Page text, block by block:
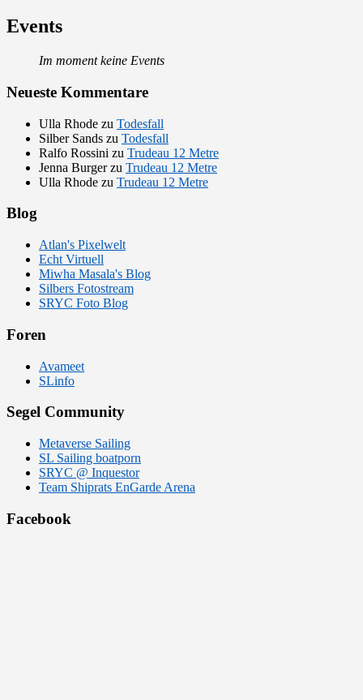
Events
Im moment keine Events
Neueste Kommentare
Ulla Rhode zu Todesfall
Silber Sands zu Todesfall
Ralfo Rossini zu Trudeau 12 Metre
Jenna Burgerzu Trudeau 12 Metre
Ulla Rhode zu Trudeau 12 Metre
Blog
Atlan's Pixelwelt
Echt Virtuell
Miwha Masala's Blog
Silbers Fotostream
SRYC Foto Blog
Foren
Avameet
SLinfo
Segel Community
Metaverse Sailing
SL Sailing boatporn
SRYC @ Inquestor
Team Shiprats EnGarde Arena
Facebook